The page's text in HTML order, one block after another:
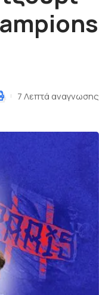
7 Λεπτά αναγνωσης